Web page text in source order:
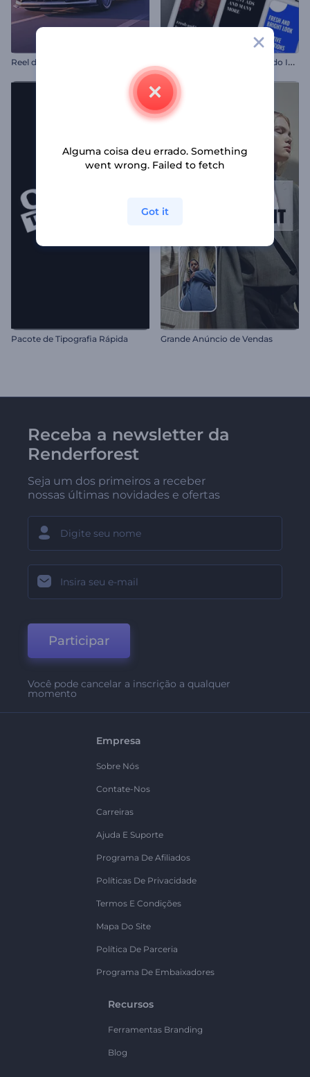
K
it de Ferramentas - Reels do Instagram
Pacote de Tipografia Rápida Grande Anúncio de Vendas
Receba a newsletter da
Renderforest
Seja um dos primeiros a receber
nossas últimas novidades e ofertas
Participar
Você pode cancelar a inscrição a qualquer
momento
Empresa
Sobre Nós
Contate-Nos
Carreiras
Ajuda E Suporte
Programa De Afiliados
Políticas De Privacidade
Termos E Condições
Mapa Do Site
Política De Parceria
Programa De Embaixadores
Recursos
Ferramentas Branding
Blog
Alguma coisa deu errado. Something
went wrong. Failed to fetch
Got it